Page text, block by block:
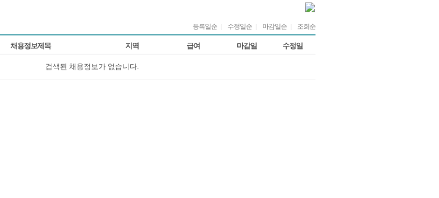
등록일순 수정일순 마감일순 조회순
채용정보제목 지역 급여 마감일 수정일
검색된 채용정보가 없습니다.